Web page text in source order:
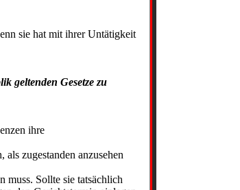
sie hat mit ihrer Untätigkeit
geltenden Gesetze zu
ihre
zugestanden anzusehen
muss. Sollte sie tatsächlich